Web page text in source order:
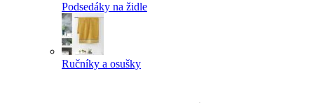
Podsedáky na židle
Ručníky a osušky